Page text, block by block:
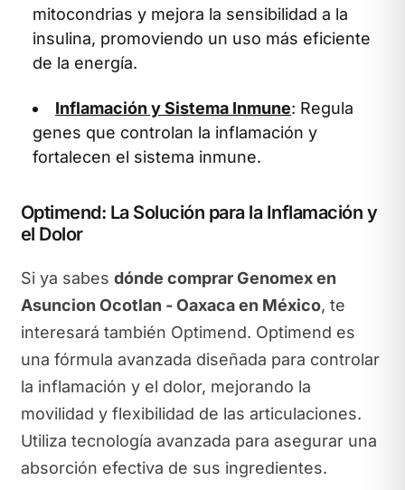
mitocondrias y mejora la sensibilidad a la
insulina, promoviendo un uso más eficiente
de la energía.
Inflamación y Sistema Inmune: Regula
genes que controlan la inflamación y
fortalecen el sistema inmune.
Optimend: La Solución para la Inflamación y
el Dolor
Si ya sabes dónde comprar Genomex en
Asuncion Ocotlan - Oaxaca en México, te
interesará también Optimend. Optimend es
una fórmula avanzada diseñada para controlar
la inflamación y el dolor, mejorando la
movilidad y flexibilidad de las articulaciones.
Utiliza tecnología avanzada para asegurar una
absorción efectiva de sus ingredientes.